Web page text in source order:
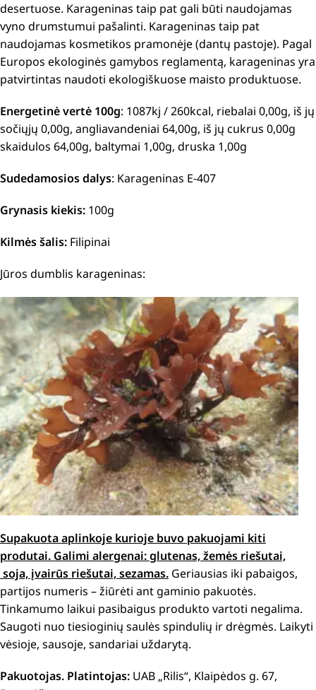
desertuose. Karageninas taip pat gali būti naudojamas
vyno drumstumui pašalinti. Karageninas taip pat
naudojamas kosmetikos pramonėje (dantų pastoje). Pagal
Europos ekologinės gamybos reglamentą, karageninas yra
patvirtintas naudoti ekologiškuose maisto produktuose.
Energetinė vertė 100g: 1087kj / 260kcal, riebalai 0,00g, iš jų
sočiųjų 0,00g, angliavandeniai 64,00g, iš jų cukrus 0,00g
skaidulos 64,00g, baltymai 1,00g, druska 1,00g
Sudedamosios dalys: Karageninas E-407
Grynasis kiekis: 100g
Kilmės šalis: Filipinai
Jūros dumblis karageninas:
Supakuota aplinkoje kurioje buvo pakuojami kiti
produtai. Galimi alergenai: glutenas, žemės riešutai,
soja, įvairūs riešutai, sezamas. Geriausias iki pabaigos,
partijos numeris – žiūrėti ant gaminio pakuotės.
Tinkamumo laikui pasibaigus produkto vartoti negalima.
Saugoti nuo tiesioginių saulės spindulių ir drėgmės. Laikyti
vėsioje, sausoje, sandariai uždarytą.
Pakuotojas. Platintojas: UAB „Rilis“, Klaipėdos g. 67,